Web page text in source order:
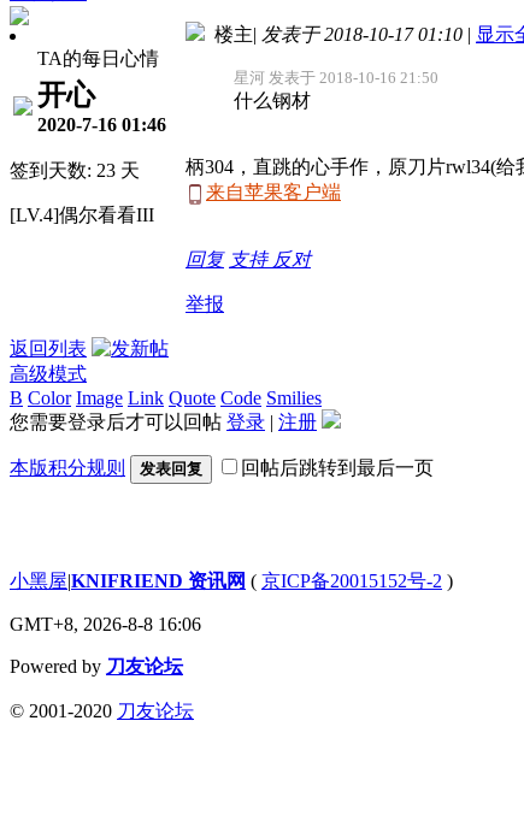
TA的每日心情
开心
2020-7-16 01:46
签到天数: 23 天
[LV.4]偶尔看看III
楼主| 发表于 2018-10-17 01:10 | 显示
星河 发表于 2018-10-16 21:50
什么钢材
柄304，直跳的心手作，原刀片rwl34(给
来自苹果客户端
回复 支持 反对
举报
返回列表
高级模式
B Color Image Link Quote Code Smilies
您需要登录后才可以回帖 登录 | 注册
本版积分规则 发表回复 回帖后跳转到最后一页
小黑屋|KNIFRIEND 资讯网 ( 京ICP备20015152号-2 )
GMT+8, 2026-8-8 16:06
Powered by 刀友论坛
© 2001-2020 刀友论坛